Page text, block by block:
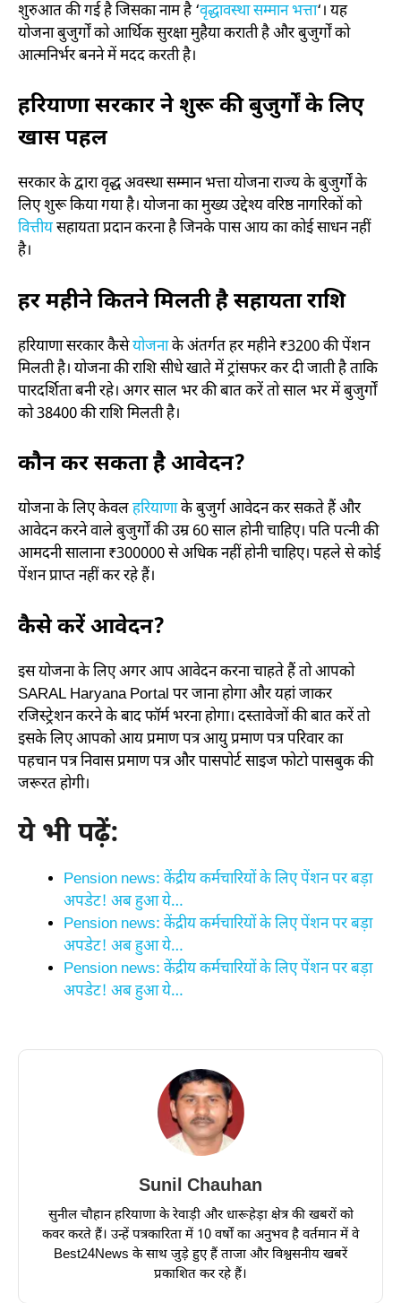
शुरुआत की गई है जिसका नाम है ‘वृद्धावस्था सम्मान भत्ता‘। यह
योजना बुजुर्गों को आर्थिक सुरक्षा मुहैया कराती है और बुजुर्गों को
आत्मनिर्भर बनने में मदद करती है।
हरियाणा सरकार ने शुरू की बुजुर्गों के लिए
खास पहल
सरकार के द्वारा वृद्ध अवस्था सम्मान भत्ता योजना राज्य के बुजुर्गों के
लिए शुरू किया गया है। योजना का मुख्य उद्देश्य वरिष्ठ नागरिकों को
वित्तीयसहायता प्रदान करना है जिनके पास आय का कोई साधन नहीं
है।
हर महीने कितने मिलती है सहायता राशि
हरियाणा सरकार कैसेयोजनाके अंतर्गत हर महीने ₹3200 की पेंशन
मिलती है। योजना की राशि सीधे खाते में ट्रांसफर कर दी जाती है ताकि
पारदर्शिता बनी रहे। अगर साल भर की बात करें तो साल भर में बुजुर्गों
को 38400 की राशि मिलती है।
कौन कर सकता है आवेदन?
योजना के लिए केवलहरियाणाके बुजुर्ग आवेदन कर सकते हैं और
आवेदन करने वाले बुजुर्गों की उम्र 60 साल होनी चाहिए। पति पत्नी की
आमदनी सालाना ₹300000 से अधिक नहीं होनी चाहिए। पहले से कोई
पेंशन प्राप्त नहीं कर रहे हैं।
कैसे करें आवेदन?
इस योजना के लिए अगर आप आवेदन करना चाहते हैं तो आपको
SARAL Haryana Portal पर जाना होगा और यहां जाकर
रजिस्ट्रेशन करने के बाद फॉर्म भरना होगा। दस्तावेजों की बात करें तो
इसके लिए आपको आय प्रमाण पत्र आयु प्रमाण पत्र परिवार का
पहचान पत्र निवास प्रमाण पत्र और पासपोर्ट साइज फोटो पासबुक की
जरूरत होगी।
ये भी पढ़ें:
Pension news: केंद्रीय कर्मचारियों के लिए पेंशन पर बड़ा
अपडेट! अब हुआ ये…
Pension news: केंद्रीय कर्मचारियों के लिए पेंशन पर बड़ा
अपडेट! अब हुआ ये…
Pension news: केंद्रीय कर्मचारियों के लिए पेंशन पर बड़ा
अपडेट! अब हुआ ये…
Sunil Chauhan
सुनील चौहान हरियाणा के रेवाड़ी और धारूहेड़ा क्षेत्र की खबरों को
कवर करते हैं। उन्हें पत्रकारिता में 10 वर्षों का अनुभव है वर्तमान में वे
Best24News के साथ जुड़े हुए हैं ताजा और विश्वसनीय खबरें
प्रकाशित कर रहे हैं।